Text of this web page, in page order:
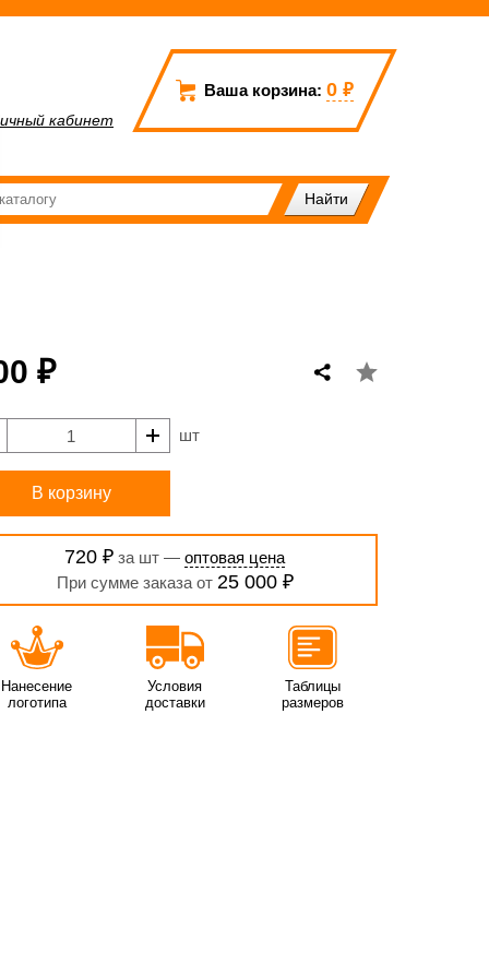
Ваша корзина: 0 ₽
кабинет
₽
шт
В корзину
720 ₽ за шт —оптовая цена
При сумме заказа от 25 000 ₽
Нанесение
логотипа
Условия
доставки
Таблицы
размеров